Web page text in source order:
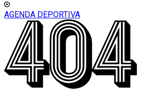
AGENDA DEPORTIVA